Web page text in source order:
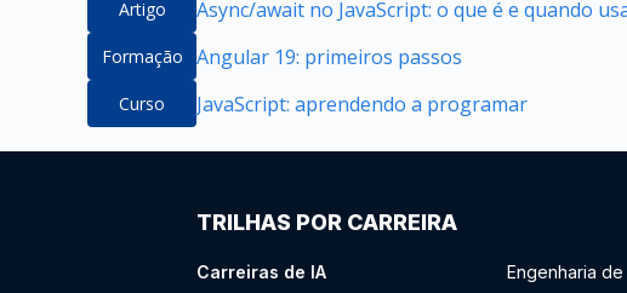
Artigo Async/await no JavaScript: o que é e quando
Formação Angular 19: primeiros passos
Curso JavaScript: aprendendo a programar
TRILHAS POR CARREIRA
Carreiras de IA Engenharia de